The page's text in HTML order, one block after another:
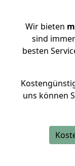
Wir bieten
sind
besten
uns können